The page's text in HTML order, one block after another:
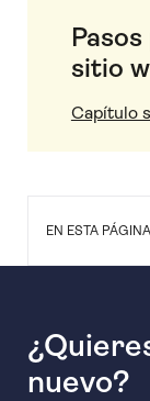
sitio
Capítulo
EN ESTA PÁGINA
nuevo?